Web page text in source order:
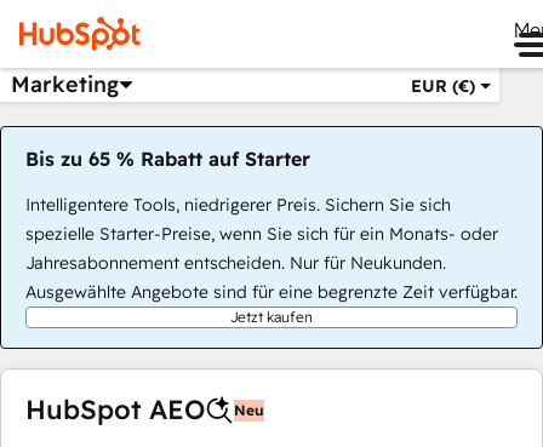
Marketing EUR (€)
Bis zu 65 % Rabatt auf Starter
Intelligentere Tools, niedrigerer Preis. Sichern Sie sich
spezielle Starter-Preise, wenn Sie sich für ein Monats- oder
Jahresabonnement entscheiden. Nur für Neukunden.
Ausgewählte Angebote sind für eine begrenzte Zeit verfügbar.
Jetzt kaufen
HubSpot AEO Neu